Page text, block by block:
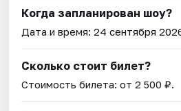
Когда запланирован шоу?
Дата и время:24 сентября
Сколько стоит билет?
Стоимость билета: от 2 500 ₽.